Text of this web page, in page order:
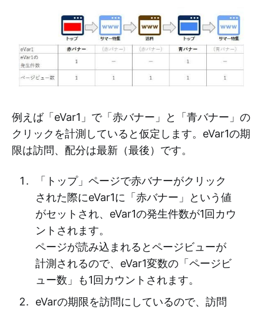
例えば「eVar1」で「赤バナー」と「青バナー」の
クリックを計測していると仮定します。eVar1の期
限は訪問、配分は最新（最後）です。
「トップ」ページで赤バナーがクリック
された際にeVar1に「赤バナー」という値
がセットされ、eVar1の発生件数が1回カウ
ントされます。
ページが読み込まれるとページビューが
計測されるので、eVar1変数の「ページビ
ュー数」も1回カウントされます。
eVarの期限を訪問にしているので、訪問